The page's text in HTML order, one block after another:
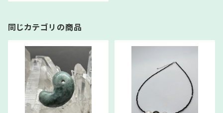
同じカテゴリの商品